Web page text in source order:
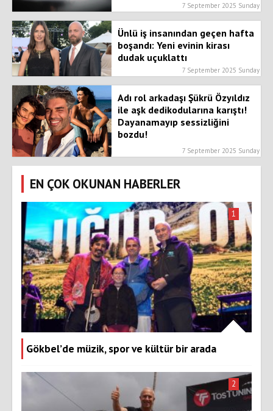
7 September 2025 Sunday
Ünlü iş insanından geçen hafta
boşandı: Yeni evinin kirası
dudak uçuklattı
7 September 2025 Sunday
Adı rol arkadaşı Şükrü Özyıldız
ile aşk dedikodularına karıştı!
Dayanamayıp sessizliğini
bozdu!
7 September 2025 Sunday
EN ÇOK OKUNAN HABERLER
Gökbel’de müzik, spor ve kültür bir arada
1
2